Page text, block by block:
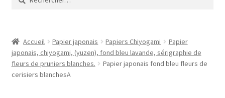
A propos
Contact
Accueil Papier japonais Papiers Chiyogami
Papier
japonais, chiyogami, (yuzen), fond bleu lavande, sérigraphie de
fleurs de pruniers blanches.
Papier japonais fond bleu fleurs de
cerisiers blanchesA